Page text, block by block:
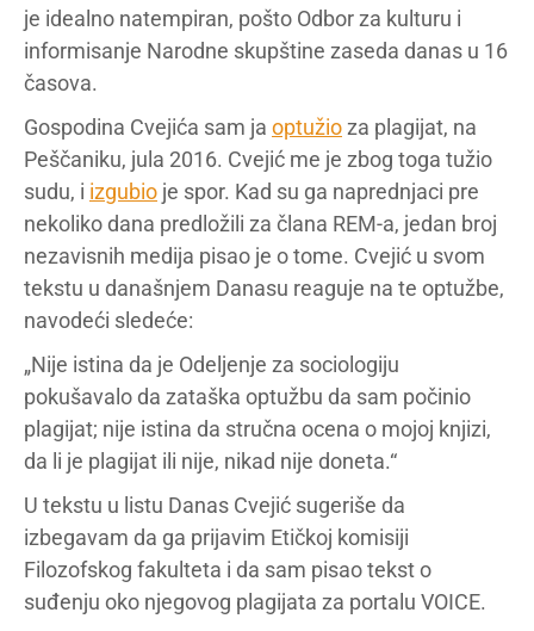
je idealno natempiran, pošto Odbor za kulturu i
informisanje Narodne skupštine zaseda danas u 16
časova.
Gospodina Cvejića sam ja optužio za plagijat, na
Peščaniku, jula 2016. Cvejić me je zbog toga tužio
sudu, i izgubio je spor. Kad su ga naprednjaci pre
nekoliko dana predložili za člana REM-a, jedan broj
nezavisnih medija pisao je o tome. Cvejić u svom
tekstu u današnjem Danasu reaguje na te optužbe,
navodeći sledeće:
„Nije istina da je Odeljenje za sociologiju
pokušavalo da zataška optužbu da sam počinio
plagijat; nije istina da stručna ocena o mojoj knjizi,
da li je plagijat ili nije, nikad nije doneta.“
U tekstu u listu Danas Cvejić sugeriše da
izbegavam da ga prijavim Etičkoj komisiji
Filozofskog fakulteta i da sam pisao tekst o
suđenju oko njegovog plagijata za portalu VOICE.